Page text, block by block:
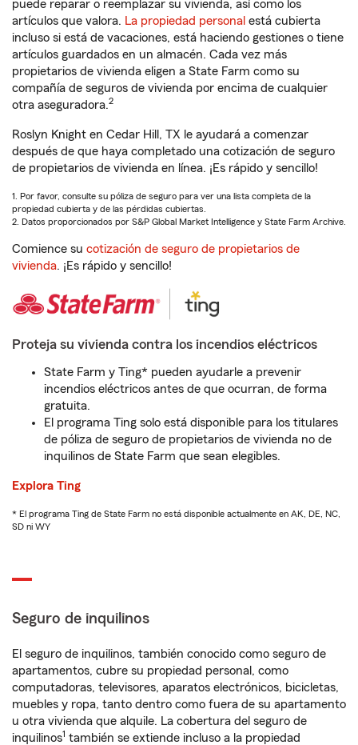
puede reparar o reemplazar su vivienda, así como los
artículos que valora. La propiedad personal está cubierta
incluso si está de vacaciones, está haciendo gestiones o tiene
artículos guardados en un almacén. Cada vez más
propietarios de vivienda eligen a State Farm como su
compañía de seguros de vivienda por encima de cualquier
otra aseguradora.2
Roslyn Knight en Cedar Hill, TX le ayudará a comenzar
después de que haya completado una cotización de seguro
de propietarios de vivienda en línea. ¡Es rápido y sencillo!
1. Por favor, consulte su póliza de seguro para ver una lista completa de la
propiedad cubierta y de las pérdidas cubiertas.
2. Datos proporcionados por S&P Global Market Intelligence y State Farm Archive.
Comience su cotización de seguro de propietarios de
vivienda. ¡Es rápido y sencillo!
Proteja su vivienda contra los incendios eléctricos
State Farm y Ting* pueden ayudarle a prevenir
incendios eléctricos antes de que ocurran, de forma
gratuita.
El programa Ting solo está disponible para los titulares
de póliza de seguro de propietarios de vivienda no de
inquilinos de State Farm que sean elegibles.
Explora Ting
* El programa Ting de State Farm no está disponible actualmente en AK, DE, NC,
SD ni WY
Seguro de inquilinos
El seguro de inquilinos, también conocido como seguro de
apartamentos, cubre su propiedad personal, como
computadoras, televisores, aparatos electrónicos, bicicletas,
muebles y ropa, tanto dentro como fuera de su apartamento
u otra vivienda que alquile. La cobertura del seguro de
inquilinos1 también se extiende incluso a la propiedad